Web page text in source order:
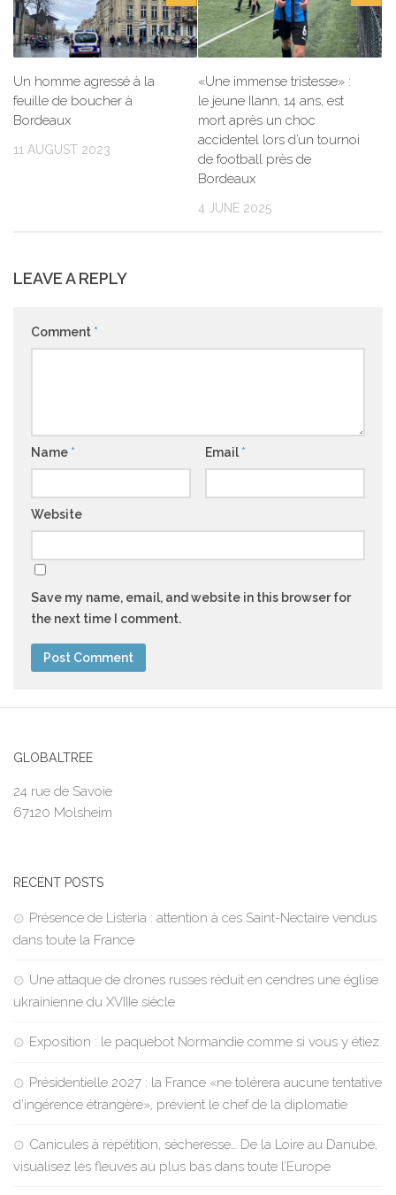
Un homme agressé à la
feuille de boucher à
Bordeaux
11 AUGUST 2023
«Une immense tristesse» :
le jeune Ilann, 14 ans, est
mort après un choc
accidentel lors d’un tournoi
de football près de
Bordeaux
4 JUNE 2025
LEAVE A REPLY
Comment *
Name * Email *
Website
Save my name, email, and website in this browser for
the next time I comment.
GLOBALTREE
24 rue de Savoie
67120 Molsheim
RECENT POSTS
Présence de Listeria : attention à ces Saint-Nectaire vendus
dans toute la France
Une attaque de drones russes réduit en cendres une église
ukrainienne du XVIIIe siècle
Exposition : le paquebot Normandie comme si vous y étiez
Présidentielle 2027 : la France «ne tolérera aucune tentative
d’ingérence étrangère», prévient le chef de la diplomatie
Canicules à répétition, sécheresse… De la Loire au Danube,
visualisez les fleuves au plus bas dans toute l’Europe